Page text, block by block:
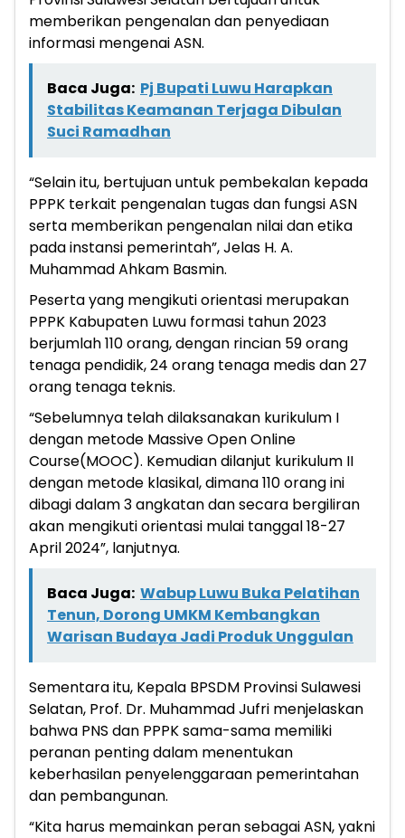
memberikan pengenalan dan penyediaan
informasi mengenai ASN.
Baca Juga: Pj Bupati Luwu Harapkan
Stabilitas Keamanan Terjaga Dibulan
Suci Ramadhan
“Selain itu, bertujuan untuk pembekalan kepada
PPPK terkait pengenalan tugas dan fungsi ASN
serta memberikan pengenalan nilai dan etika
pada instansi pemerintah”, Jelas H. A.
Muhammad Ahkam Basmin.
Peserta yang mengikuti orientasi merupakan
PPPK Kabupaten Luwu formasi tahun 2023
berjumlah 110 orang, dengan rincian 59 orang
tenaga pendidik, 24 orang tenaga medis dan 27
orang tenaga teknis.
“Sebelumnya telah dilaksanakan kurikulum I
dengan metode Massive Open Online
Course(MOOC). Kemudian dilanjut kurikulum II
dengan metode klasikal, dimana 110 orang ini
dibagi dalam 3 angkatan dan secara bergiliran
akan mengikuti orientasi mulai tanggal 18-27
April 2024”, lanjutnya.
Baca Juga: Wabup Luwu Buka Pelatihan
Tenun, Dorong UMKM Kembangkan
Warisan Budaya Jadi Produk Unggulan
Sementara itu, Kepala BPSDM Provinsi Sulawesi
Selatan, Prof. Dr. Muhammad Jufri menjelaskan
bahwa PNS dan PPPK sama-sama memiliki
peranan penting dalam menentukan
keberhasilan penyelenggaraan pemerintahan
dan pembangunan.
“Kita harus memainkan peran sebagai ASN, yakni